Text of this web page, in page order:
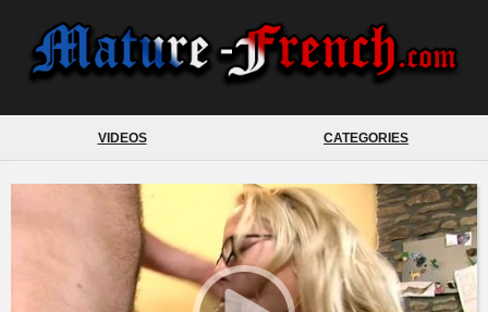
VIDEOS CATEGORIES